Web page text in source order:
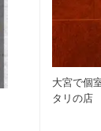
大宮で個
タリの店